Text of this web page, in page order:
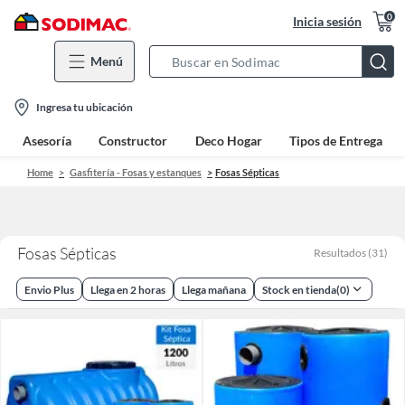
Inicia sesión 0
Menú
Bar
location-
icon
Ingresa tu ubicación
Asesoría Constructor Deco Hogar Tipos de Entrega
Home Gasfitería - Fosas y estanques Fosas Sépticas
Fosas Sépticas Resultados (31)
Envio Plus Llega en 2 horas Llega mañana Stock en tienda(0)